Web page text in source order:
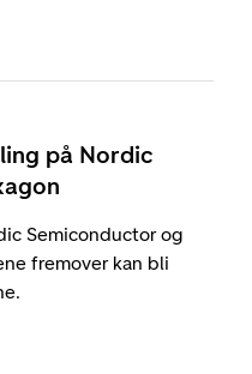
på Nordic
Semiconductor og
fremover kan bli